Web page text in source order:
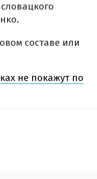
составе или
не покажут по